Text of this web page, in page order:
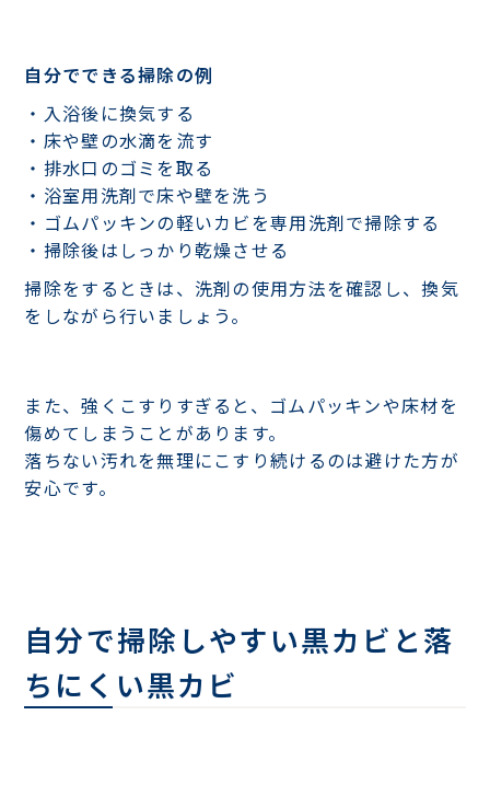
自分でできる掃除の例
・入浴後に換気する
・床や壁の水滴を流す
・排水口のゴミを取る
・浴室用洗剤で床や壁を洗う
・ゴムパッキンの軽いカビを専用洗剤で掃除する
・掃除後はしっかり乾燥させる
掃除をするときは、洗剤の使用方法を確認し、換気
をしながら行いましょう。
また、強くこすりすぎると、ゴムパッキンや床材を
傷めてしまうことがあります。
落ちない汚れを無理にこすり続けるのは避けた方が
安心です。
自分で掃除しやすい黒カビと落
ちにくい黒カビ